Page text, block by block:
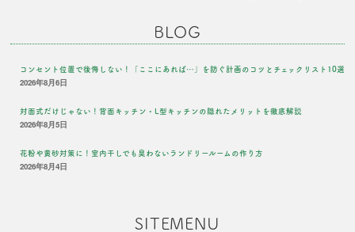
BLOG
コンセント位置で後悔しない！「ここにあれば…」を防ぐ計画のコツとチェックリスト10選
2026年8月6日
対面式だけじゃない！背面キッチン・L型キッチンの隠れたメリットを徹底解説
2026年8月5日
花粉や黄砂対策に！室内干しでも臭わないランドリールームの作り方
2026年8月4日
SITEMENU